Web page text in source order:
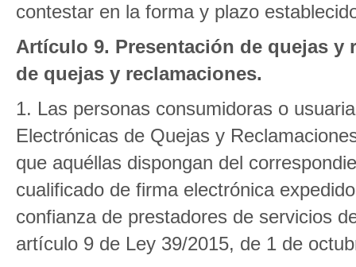
contestar en la forma y plazo
Artículo 9. Presentación de quejas y
de quejas y reclamaciones.
1. Las personas consumidoras o
Electrónicas de Quejas y
que aquéllas dispongan del
cualificado de firma electrónica
confianza de prestadores de servicios
artículo 9 de Ley 39/2015, de 1 de